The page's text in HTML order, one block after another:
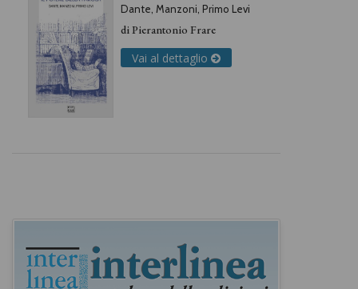
Dante, Manzoni, Primo Levi
diPierantonio Frare
Vai al dettaglio